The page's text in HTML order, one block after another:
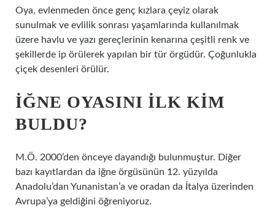
Oya, evlenmeden önce genç kızlara çeyiz olarak
sunulmak ve evlilik sonrası yaşamlarında kullanılmak
üzere havlu ve yazı gereçlerinin kenarına çeşitli renk ve
şekillerde ip örülerek yapılan bir tür örgüdür. Çoğunlukla
çiçek desenleri örülür.
İĞNE OYASINI ILK KIM
BULDU?
M.Ö. 2000’den önceye dayandığı bulunmuştur. Diğer
bazı kayıtlardan da iğne örgüsünün 12. yüzyılda
Anadolu’dan Yunanistan’a ve oradan da İtalya üzerinden
Avrupa’ya geldiğini öğreniyoruz.